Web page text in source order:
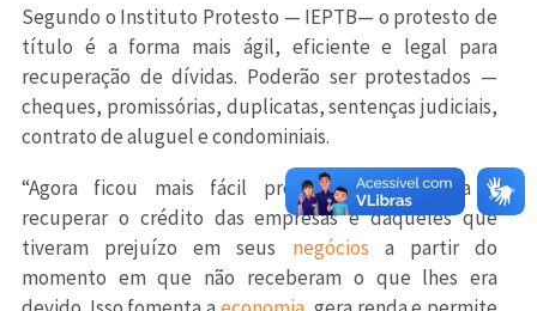
Segundo o Instituto Protesto — IEPTB— o protesto de
título é a forma mais ágil, eficiente e legal para
recuperação de dívidas. Poderão ser protestados —
cheques, promissórias, duplicatas, sentenças judiciais,
contrato de aluguel e condominiais.
“Agora ficou mais fácil protestar uma dívida e
recuperar o crédito das empresas e daqueles que
tiveram prejuízo em seus negócios a partir do
momento em que não receberam o que lhes era